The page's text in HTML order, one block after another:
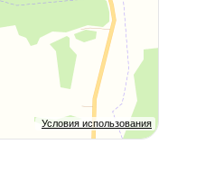
Условия использования